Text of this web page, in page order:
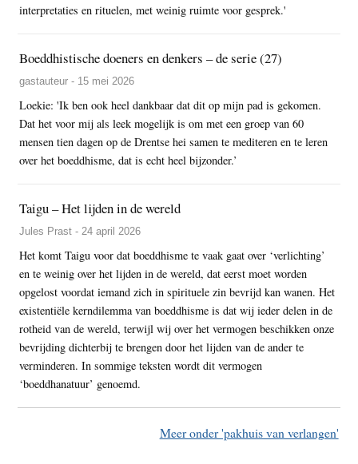
interpretaties en rituelen, met weinig ruimte voor gesprek.'
Boeddhistische doeners en denkers – de serie (27)
gastauteur - 15 mei 2026
Loekie: 'Ik ben ook heel dankbaar dat dit op mijn pad is gekomen.
Dat het voor mij als leek mogelijk is om met een groep van 60
mensen tien dagen op de Drentse hei samen te mediteren en te leren
over het boeddhisme, dat is echt heel bijzonder.’
Taigu – Het lijden in de wereld
Jules Prast - 24 april 2026
Het komt Taigu voor dat boeddhisme te vaak gaat over ‘verlichting’
en te weinig over het lijden in de wereld, dat eerst moet worden
opgelost voordat iemand zich in spirituele zin bevrijd kan wanen. Het
existentiële kerndilemma van boeddhisme is dat wij ieder delen in de
rotheid van de wereld, terwijl wij over het vermogen beschikken onze
bevrijding dichterbij te brengen door het lijden van de ander te
verminderen. In sommige teksten wordt dit vermogen
‘boeddhanatuur’ genoemd.
Meer onder 'pakhuis van verlangen'